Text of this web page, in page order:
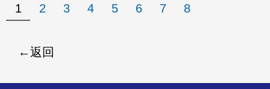
1 2 3 4 5 6 7 8
返回